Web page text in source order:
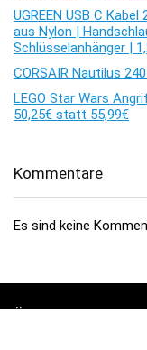
UGREEN USB C
aus Nylon |
Schlüsselanhänger |
CORSAIR Nautilus
LEGO Star Wars
50,25€ statt 55,99€
Kommentare
Es sind keine